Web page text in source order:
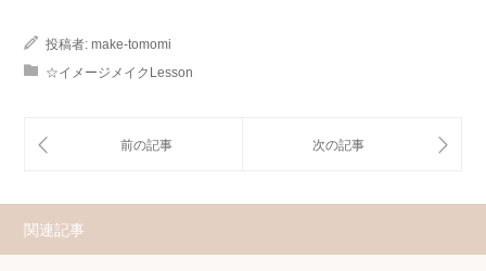
投稿者: make-tomomi
☆イメージメイクLesson
関連記事